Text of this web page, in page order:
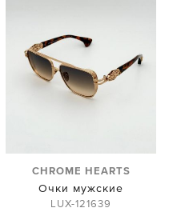
CHROME HEARTS
Очки мужские
LUX-121639